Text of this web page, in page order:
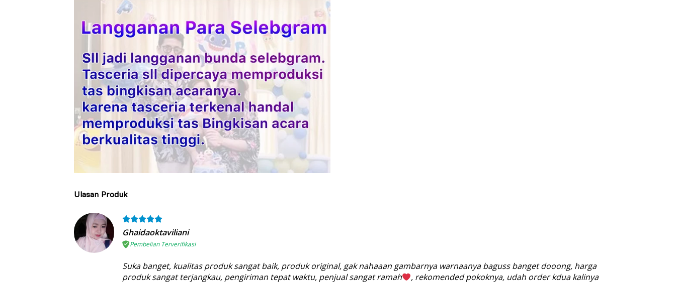
Ulasan Produk
Ghaidaoktaviliani
Pembelian Terverifikasi
Suka banget, kualitas produk sangat baik, produk original, gak nahaaan gambarnya warnaanya baguss banget dooong, harga
produk sangat terjangkau, pengiriman tepat waktu, penjual sangat ramah
, rekomended pokoknya, udah order kdua kalinya